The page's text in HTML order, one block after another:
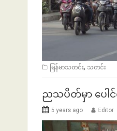
မြန်မာသတင်း, သတင်း
ညသပိတ်မှာ ပေါင်
5 years ago Editor
ဏ်နဲ့အကြွေး